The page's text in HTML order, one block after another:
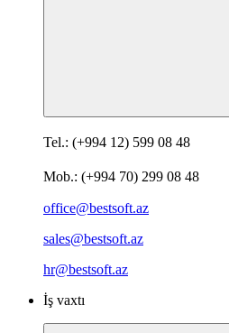
Tel.: (+994 12) 599 08 48
Mob.: (+994 70) 299 08 48
office@bestsoft.az
sales@bestsoft.az
hr@bestsoft.az
İş vaxtı